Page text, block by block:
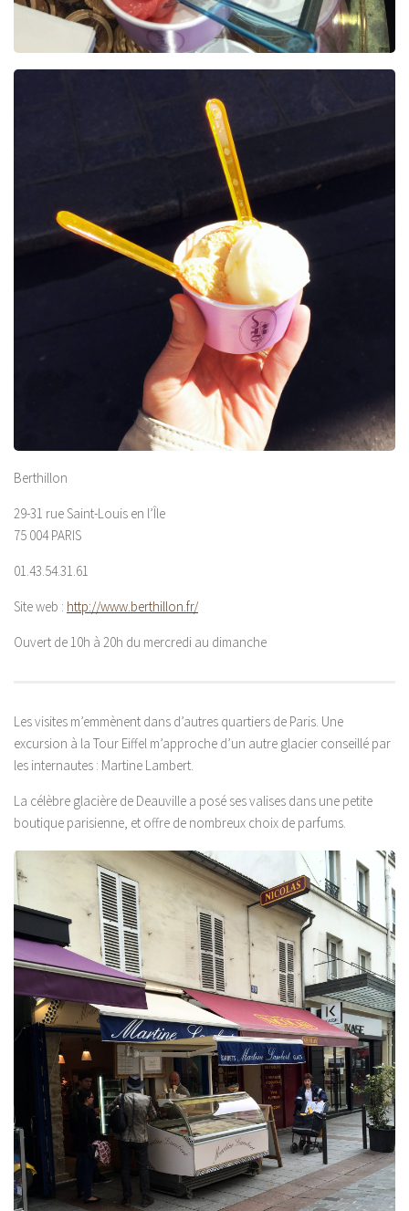
Berthillon
29-31 rue Saint-Louis en l’Île
75 004 PARIS
01.43.54.31.61
Site web : http://www.berthillon.fr/
Ouvert de 10h à 20h du mercredi au dimanche
Les visites m’emmènent dans d’autres quartiers de Paris. Une
excursion à la Tour Eiffel m’approche d’un autre glacier conseillé par
les internautes : Martine Lambert.
La célèbre glacière de Deauville a posé ses valises dans une petite
boutique parisienne, et offre de nombreux choix de parfums.